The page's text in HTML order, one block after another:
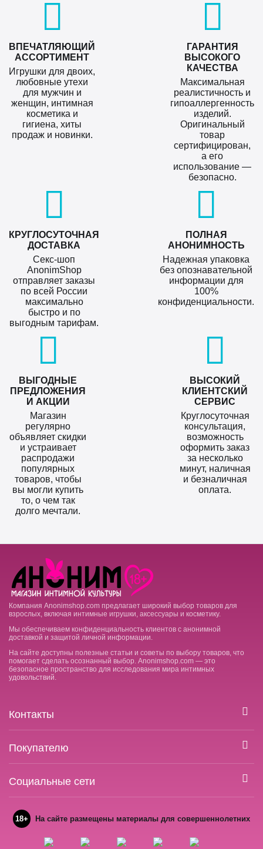
ВПЕЧАТЛЯЮЩИЙ
АССОРТИМЕНТ
Игрушки для двоих,
любовные утехи
для мужчин и
женщин, интимная
косметика и
гигиена, хиты
продаж и новинки.
ГАРАНТИЯ
ВЫСОКОГО
КАЧЕСТВА
Максимальная
реалистичность и
гипоаллергенность
изделий.
Оригинальный
товар
сертифицирован,
а его
использование —
безопасно.
КРУГЛОСУТОЧНАЯ
ДОСТАВКА
Секс-шоп
AnonimShop
отправляет заказы
по всей России
максимально
быстро и по
выгодным тарифам.
ПОЛНАЯ
АНОНИМНОСТЬ
Надежная упаковка
без опознавательной
информации для
100%
конфиденциальности.
ВЫГОДНЫЕ
ПРЕДЛОЖЕНИЯ
И АКЦИИ
Магазин
регулярно
объявляет скидки
и устраивает
распродажи
популярных
товаров, чтобы
вы могли купить
то, о чем так
долго мечтали.
ВЫСОКИЙ
КЛИЕНТСКИЙ
СЕРВИС
Круглосуточная
консультация,
возможность
оформить заказ
за несколько
минут, наличная
и безналичная
оплата.
Компания Anonimshop.com предлагает широкий выбор товаров для
взрослых, включая интимные игрушки, аксессуары и косметику.
Мы обеспечиваем конфиденциальность клиентов с анонимной
доставкой и защитой личной информации.
На сайте доступны полезные статьи и советы по выбору товаров, что
помогает сделать осознанный выбор. Anonimshop.com — это
безопасное пространство для исследования мира интимных
удовольствий.
Контакты
Покупателю
Социальные сети
18+ На сайте размещены материалы для совершеннолетних